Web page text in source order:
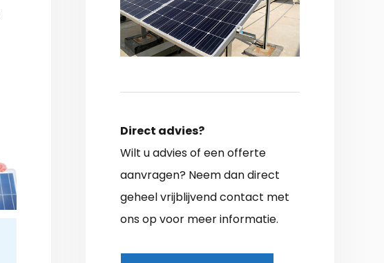
Direct advies?
Wilt u advies of een offerte
aanvragen? Neem dan direct
geheel vrijblijvend contact met
ons op voor meer informatie.